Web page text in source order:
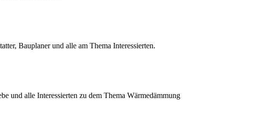
Bauplaner und alle am Thema Interessierten.
und alle Interessierten zu dem Thema Wärmedämmung